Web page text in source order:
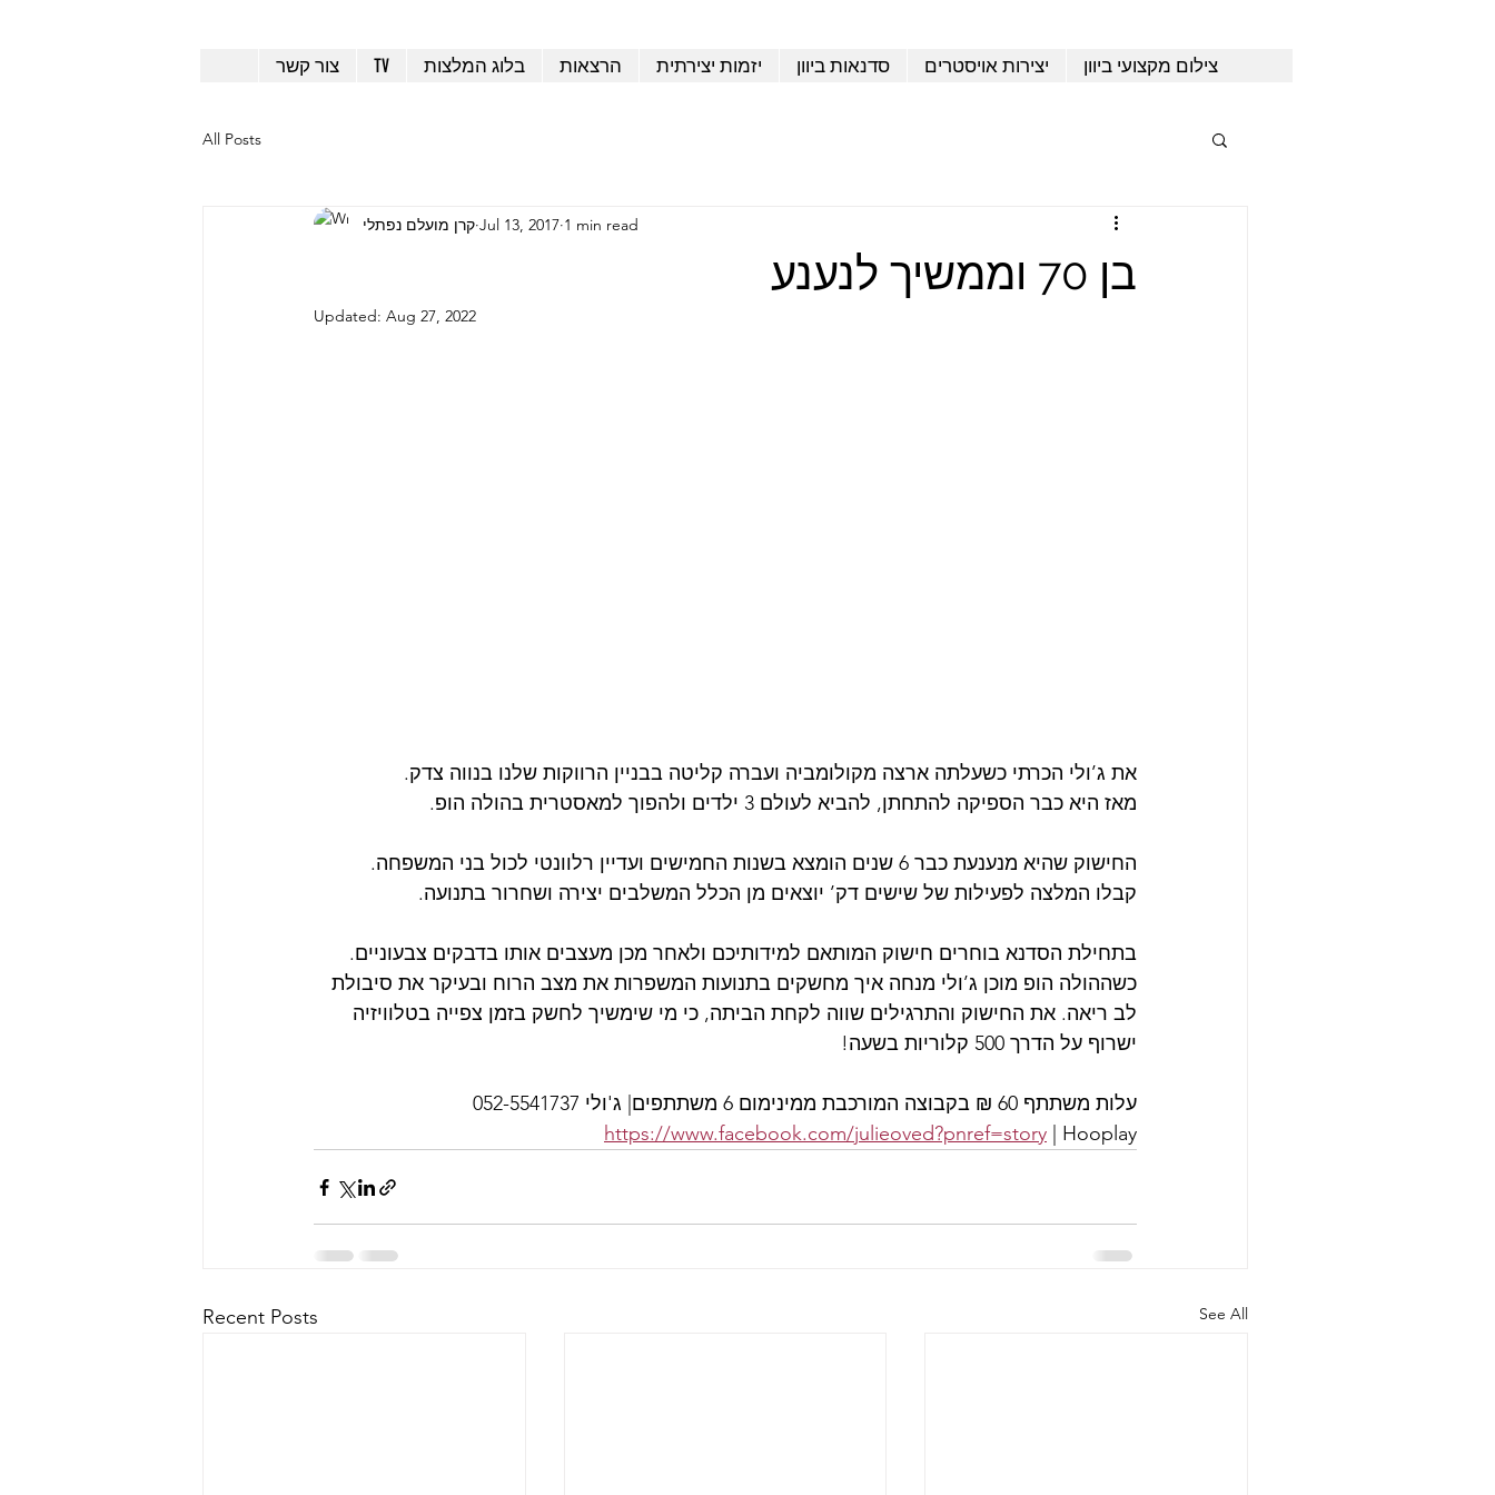
צור קשר TV בלוג המלצות הרצאות יזמות יצירתית סדנאות ביוון יצירות אויסטרים צילום מקצועי ביוון
All Posts
בן 70 וממשיך לנענע
קרן מועלם נפתלי Jul 13, 2017 1 min read
Updated: Aug 27, 2022
את ג’ולי הכרתי כשעלתה ארצה מקולומביה ועברה קליטה בבניין הרווקות שלנו בנווה צדק.
מאז היא כבר הספיקה להתחתן, להביא לעולם 3 ילדים ולהפוך למאסטרית בהולה הופ.
החישוק שהיא מנענעת כבר 6 שנים הומצא בשנות החמישים ועדיין רלוונטי לכול בני המשפחה.
קבלו המלצה לפעילות של שישים דק’ יוצאים מן הכלל המשלבים יצירה ושחרור בתנועה.
בתחילת הסדנא בוחרים חישוק המותאם למידותיכם ולאחר מכן מעצבים אותו בדבקים צבעוניים.
כשההולה הופ מוכן ג’ולי מנחה איך מחשקים בתנועות המשפרות את מצב הרוח ובעיקר את סיבולת
לב ריאה. את החישוק והתרגילים שווה לקחת הביתה, כי מי שימשיך לחשק בזמן צפייה בטלוויזיה
ישרוף על הדרך 500 קלוריות בשעה!
עלות משתתף 60 ₪ בקבוצה המורכבת ממינימום 6 משתתפים| ג'ולי 052-5541737
https://www.facebook.com/julieoved?pnref=story | Hooplay
Recent Posts See All